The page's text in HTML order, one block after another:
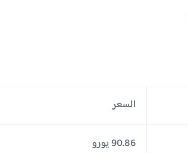
السعر
90.86 يورو